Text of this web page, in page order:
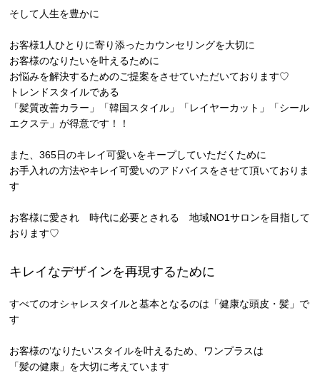
そして人生を豊かに
お客様1人ひとりに寄り添ったカウンセリングを大切に
お客様のなりたいを叶えるために
お悩みを解決するためのご提案をさせていただいております♡
トレンドスタイルである
「髪質改善カラー」「韓国スタイル」「レイヤーカット」「シール
エクステ」が得意です！！
また、365日のキレイ可愛いをキープしていただくために
お手入れの方法やキレイ可愛いのアドバイスをさせて頂いておりま
す
お客様に愛され 時代に必要とされる 地域NO1サロンを目指して
おります♡
キレイなデザインを再現するために
すべてのオシャレスタイルと基本となるのは「健康な頭皮・髪」で
す
お客様の‘なりたい‘スタイルを叶えるため、ワンプラスは
「髪の健康」を大切に考えています